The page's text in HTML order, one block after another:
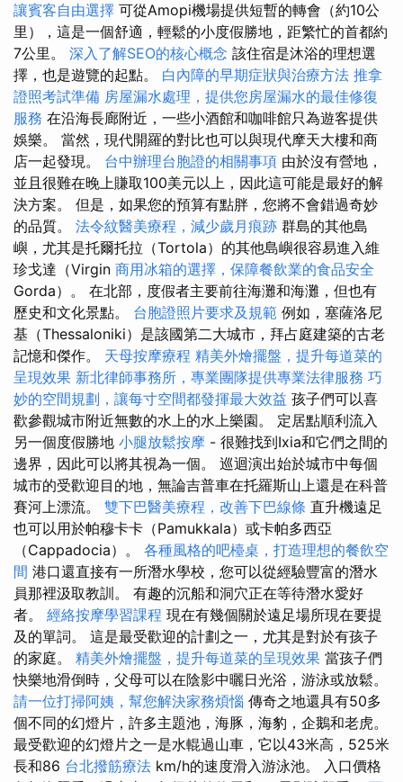
讓賓客自由選擇 可從Amopi機場提供短暫的轉會（約10公
里），這是一個舒適，輕鬆的小度假勝地，距繁忙的首都約
7公里。 深入了解SEO的核心概念 該住宿是沐浴的理想選
擇，也是遊覽的起點。 白內障的早期症狀與治療方法 推拿
證照考試準備 房屋漏水處理，提供您房屋漏水的最佳修復
服務 在沿海長廊附近，一些小酒館和咖啡館只為遊客提供
娛樂。 當然，現代開羅的對比也可以與現代摩天大樓和商
店一起發現。 台中辦理台胞證的相關事項 由於沒有營地，
並且很難在晚上賺取100美元以上，因此這可能是最好的解
決方案。 但是，如果您的預算有點胖，您將不會錯過奇妙
的品質。 法令紋醫美療程，減少歲月痕跡 群島的其他島
嶼，尤其是托爾托拉（Tortola）的其他島嶼很容易進入維
珍戈達（Virgin 商用冰箱的選擇，保障餐飲業的食品安全
Gorda）。 在北部，度假者主要前往海灘和海灘，但也有
歷史和文化景點。 台胞證照片要求及規範 例如，塞薩洛尼
基（Thessaloniki）是該國第二大城市，拜占庭建築的古老
記憶和傑作。 天母按摩療程 精美外燴擺盤，提升每道菜的
呈現效果 新北律師事務所，專業團隊提供專業法律服務 巧
妙的空間規劃，讓每寸空間都發揮最大效益 孩子們可以喜
歡參觀城市附近無數的水上的水上樂園。 定居點順利流入
另一個度假勝地 小腿放鬆按摩 - 很難找到Ixia和它們之間的
邊界，因此可以將其視為一個。 巡迴演出始於城市中每個
城市的受歡迎目的地，無論吉普車在托羅斯山上還是在科普
賽河上漂流。 雙下巴醫美療程，改善下巴線條 直升機遠足
也可以用於帕穆卡卡（Pamukkala）或卡帕多西亞
（Cappadocia）。 各種風格的吧檯桌，打造理想的餐飲空
間 港口還直接有一所潛水學校，您可以從經驗豐富的潛水
員那裡汲取教訓。 有趣的沉船和洞穴正在等待潛水愛好
者。 經絡按摩學習課程 現在有幾個關於遠足場所現在要提
及的單詞。 這是最受歡迎的計劃之一，尤其是對於有孩子
的家庭。 精美外燴擺盤，提升每道菜的呈現效果 當孩子們
快樂地滑倒時，父母可以在陰影中曬日光浴，游泳或放鬆。
請一位打掃阿姨，幫您解決家務煩惱 傳奇之地還具有50多
個不同的幻燈片，許多主題池，海豚，海豹，企鵝和老虎。
最受歡迎的幻燈片之一是水輥過山車，它以43米高，525米
長和86 台北撥筋療法 km/h的速度滑入游泳池。 入口價格